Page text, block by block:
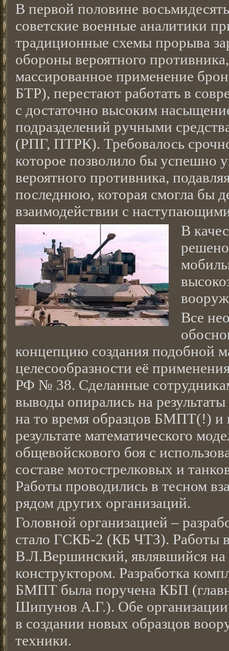
В первой половине
советские военные аналитики
традиционные схемы прорыва
обороны вероятного
массированное применение
БТР), перестают работать в
с достаточно высоким
подразделений ручными
(РПГ, ПТРК). Требовалось
которое позволило бы успешно
вероятного противника,
последнюю, которая смогла бы
взаимодействии с
В
Все
концепцию создания подобной
целесообразности её
РФ № 38. Сделанные
выводы опирались на
на то время образцов БМПТ(!) и
результате математического
общевойскового боя с
составе мотострелковых и
Работы проводились в тесном
рядом других организаций.
Головной организацией –
стало ГСКБ-2 (КБ ЧТЗ). Работы
В.Л.Вершинский, являвшийся на
конструктором. Разработка
БМПТ была поручена КБП
Шипунов А.Г.). Обе
в создании новых образцов
техники.